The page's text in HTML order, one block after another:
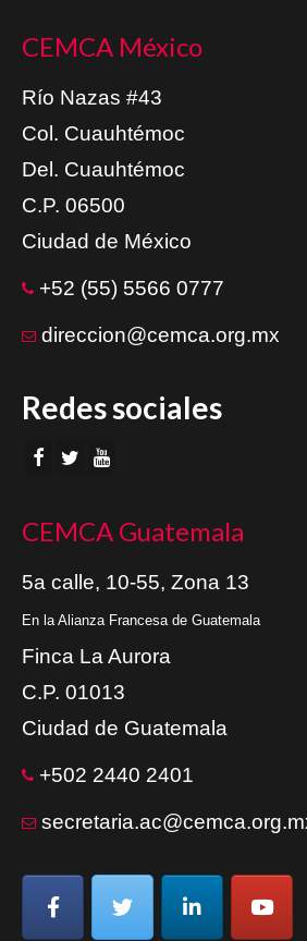
CEMCA México
Río Nazas #43
Col. Cuauhtémoc
Del. Cuauhtémoc
C.P. 06500
Ciudad de México
+52 (55) 5566 0777
direccion@cemca.org.mx
Redes sociales
CEMCA Guatemala
5a calle, 10-55, Zona 13
En la Alianza Francesa de Guatemala
Finca La Aurora
C.P. 01013
Ciudad de Guatemala
+502 2440 2401